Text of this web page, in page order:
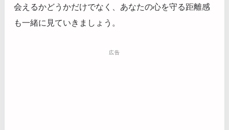
会えるかどうかだけでなく、あなたの心を守る距離感
も一緒に見ていきましょう。
広告